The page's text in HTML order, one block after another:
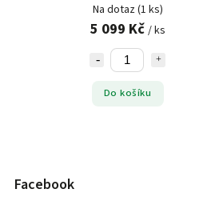
Na dotaz(1 ks)
5 099 Kč / ks
Do košíku
Facebook